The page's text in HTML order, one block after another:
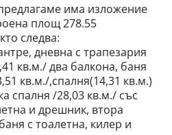
има изложение
площ 278.55
следва:
дневна с трапезария
кв.м./ два балкона, баня
кв.м./,спалня(14,31 кв.м.)
спалня /28,03 кв.м./ със
и дрешник, втора
с тоалетна, килер и